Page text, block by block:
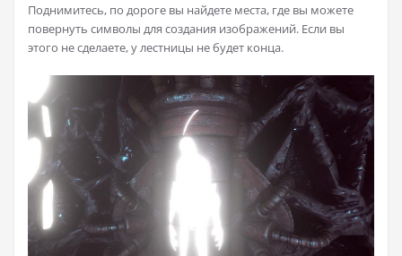
Поднимитесь, по дороге вы найдете места, где вы можете
повернуть символы для создания изображений. Если вы
этого не сделаете, у лестницы не будет конца.